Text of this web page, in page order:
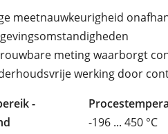
meetnauwkeurigheid
meting waarborgt
werking door
-
-196 ... 450 °C